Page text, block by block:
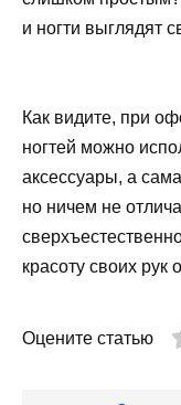
и ногти выглядят
Как видите, при
ногтей можно
аксессуары, а
но ничем не
красоту своих
Оцените статью